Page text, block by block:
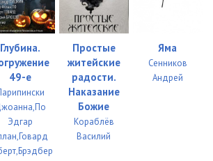
Глубина.
49-е
Эдгар
Простые
житейские
радости.
Наказание
Божие
Кораблёв
Василий
Яма
Сенников
Андрей